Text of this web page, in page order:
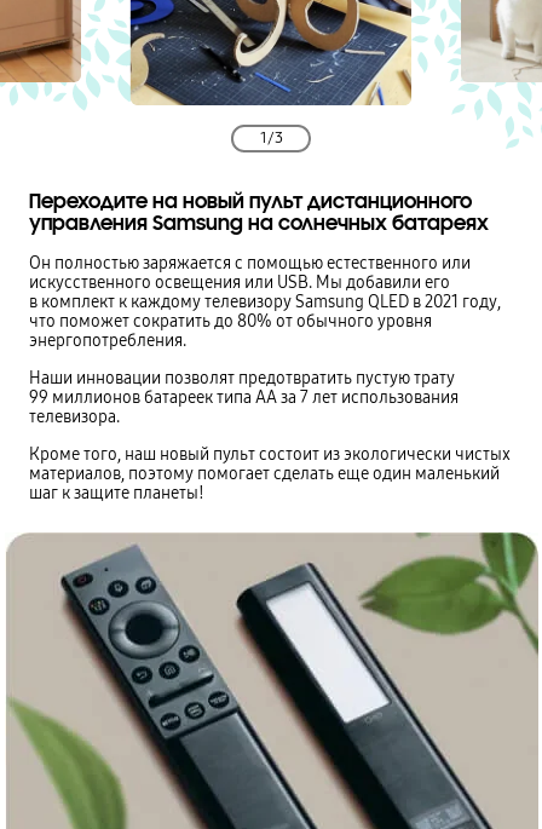
1/3
Переходите на новый пульт дистанционного
управления Samsung на солнечных батареях
Он полностью заряжается с помощью естественного или
искусственного освещения или USB. Мы добавили его
в комплект к каждому телевизору Samsung QLED в 2021 году,
что поможет сократить до 80% от обычного уровня
энергопотребления.
Наши инновации позволят предотвратить пустую трату
99 миллионов батареек типа АА за 7 лет использования
телевизора.
Кроме того, наш новый пульт состоит из экологически чистых
материалов, поэтому помогает сделать еще один маленький
шаг к защите планеты!